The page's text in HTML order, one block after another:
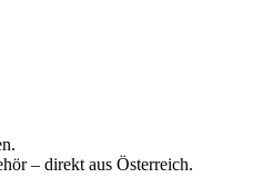
– direkt aus Österreich.